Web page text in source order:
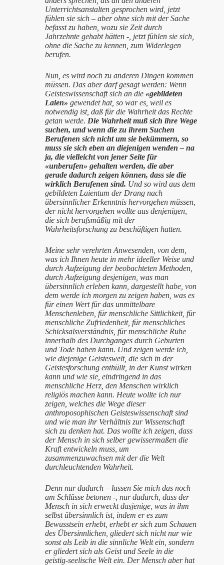
Unterrichtsanstalten gesprochen wird, jetzt
fühlen sie sich – aber ohne sich mit der Sache
befasst zu haben, wozu sie Zeit durch
Jahrzehnte gehabt hätten -, jetzt fühlen sie sich,
ohne die Sache zu kennen, zum Widerlegen
berufen.
Nun, es wird noch zu anderen Dingen kommen
müssen. Das aber darf gesagt werden: Wenn
Geisteswissenschaft sich an die «gebildeten
Laien» gewendet hat, so war es, weil es
notwendig ist, daß für die Wahrheit das Rechte
getan werde. Die Wahrheit muß sich ihre Wege
suchen, und wenn die zu ihrem Suchen
Berufenen sich nicht um sie bekümmern, so
muss sie sich eben an diejenigen wenden – na
ja, die vielleicht von jener Seite für
«unberufen» gehalten werden, die aber
gerade dadurch zeigen können, dass sie die
wirklich Berufenen sind. Und so wird aus dem
gebildeten Laientum der Drang nach
übersinnlicher Erkenntnis hervorgehen müssen,
der nicht hervorgehen wollte aus denjenigen,
die sich berufsmäßig mit der
Wahrheitsforschung zu beschäftigen hatten.
Meine sehr verehrten Anwesenden, von dem,
was ich Ihnen heute in mehr ideeller Weise und
durch Aufzeigung der beobachteten Methoden,
durch Aufzeigung desjenigen, was man
übersinnlich erleben kann, dargestellt habe, von
dem werde ich morgen zu zeigen haben, was es
für einen Wert für das unmittelbare
Menschenleben, für menschliche Sittlichkeit, für
menschliche Zufriedenheit, für menschliches
Schicksalsverständnis, für menschliche Ruhe
innerhalb des Durchganges durch Geburten
und Tode haben kann. Und zeigen werde ich,
wie diejenige Geisteswelt, die sich in der
Geistesforschung enthüllt, in der Kunst wirken
kann und wie sie, eindringend in das
menschliche Herz, den Menschen wirklich
religiös machen kann. Heute wollte ich nur
zeigen, welches die Wege dieser
anthroposophischen Geisteswissenschaft sind
und wie man ihr Verhältnis zur Wissenschaft
sich zu denken hat. Das wollte ich zeigen, dass
der Mensch in sich selber gewissermaßen die
Kraft entwickeln muss, um
zusammenzuwachsen mit der die Welt
durchleuchtenden Wahrheit.
Denn nur dadurch – lassen Sie mich das noch
am Schlüsse betonen -, nur dadurch, dass der
Mensch in sich erweckt dasjenige, was in ihm
selbst übersinnlich ist, indem er es zum
Bewusstsein erhebt, erhebt er sich zum Schauen
des Übersinnlichen, gliedert sich nicht nur wie
sonst als Leib in die sinnliche Welt ein, sondern
er gliedert sich als Geist und Seele in die
geistig-seelische Welt ein. Der Mensch aber hat